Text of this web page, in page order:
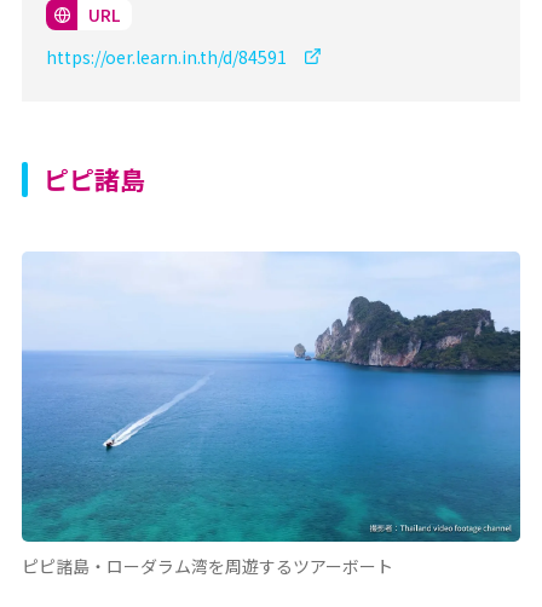
URL
https://oer.learn.in.th/d/84591
ピピ諸島
ピピ諸島・ローダラム湾を周遊するツアーボート